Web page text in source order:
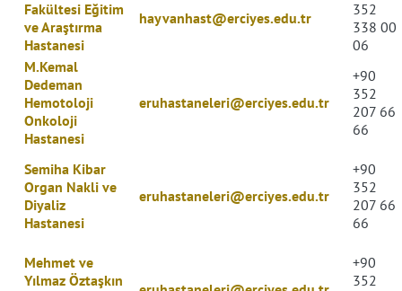
Fakültesi Eğitim
ve Araştırma
Hastanesi
hayvanhast@erciyes.edu.tr
352
338 00
06
M.Kemal
Dedeman
Hemotoloji
Onkoloji
Hastanesi
eruhastaneleri@erciyes.edu.tr
+90
352
207 66
66
Semiha Kibar
Organ Nakli ve
Diyaliz
Hastanesi
eruhastaneleri@erciyes.edu.tr
+90
352
207 66
66
Mehmet ve
Yılmaz Öztaşkın
+90
352